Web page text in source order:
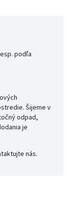
podľa
Šijeme v
odpad,
je
nás.